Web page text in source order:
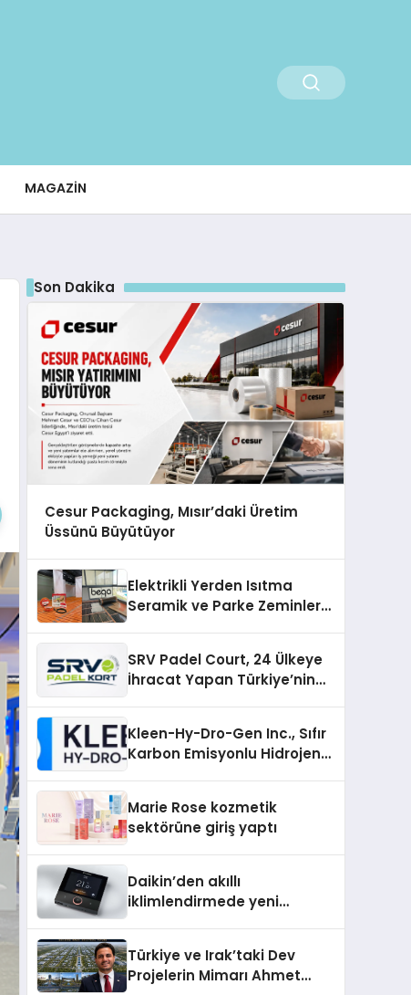
MAGAZIN
Son Dakika
Cesur Packaging, Mısır’daki Üretim
Üssünü Büyütüyor
Elektrikli Yerden Isıtma
Seramik ve Parke Zeminler
SRV Padel Court, 24 Ülkeye
İhracat Yapan Türkiye’nin
Kleen-Hy-Dro-Gen Inc., Sıfır
Karbon Emisyonlu Hidrojen
Aldı
Marie Rose kozmetik
sektörüne giriş yaptı
Daikin’den akıllı
iklimlendirmede yeni
Türkiye ve Irak’taki Dev
Projelerin Mimarı Ahmet